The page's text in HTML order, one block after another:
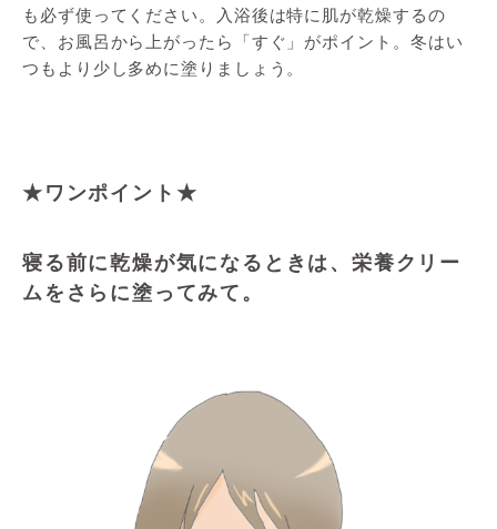
も必ず使ってください。入浴後は特に肌が乾燥するの
で、お風呂から上がったら「すぐ」がポイント。冬はい
つもより少し多めに塗りましょう。
★ワンポイント★
寝る前に乾燥が気になるときは、栄養クリー
ムをさらに塗ってみて。